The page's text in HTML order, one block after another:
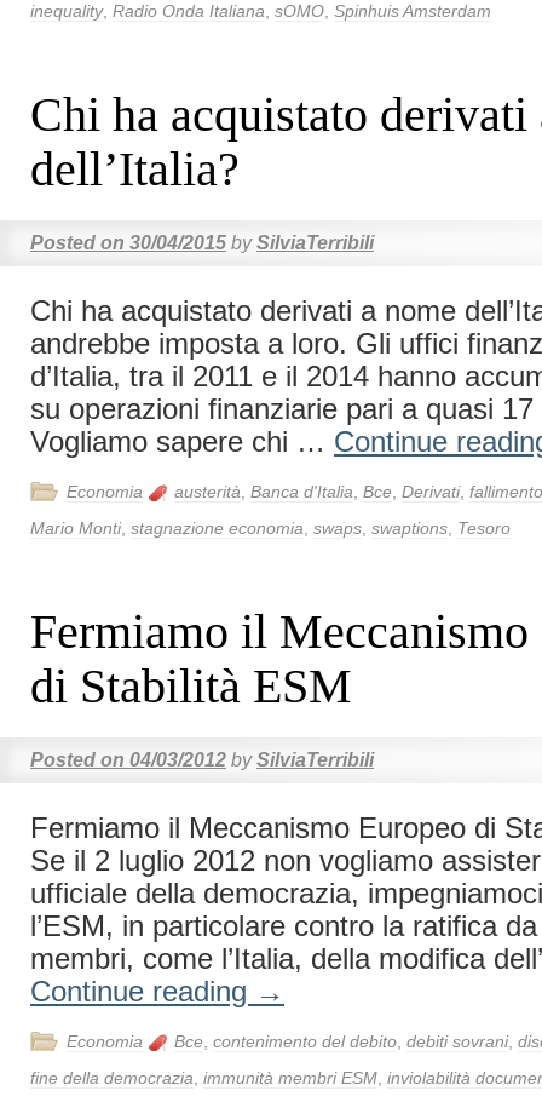
inequality, Radio Onda Italiana sOMO Spinhuis Amsterdam
Chi ha acquistato derivati
dell’Italia?
Posted on 30/04/2015 by SilviaTerribili
Chi ha acquistato derivati a nome
andrebbe imposta a loro. Gli uffici
d’Italia, tra il 2011 e il 2014 hanno
su operazioni finanziarie pari a quasi
Vogliamo sapere chi … Continue
Economia austerità Banca d'Italia Bce Derivati,
Mario Monti, stagnazione economia swaps swaptions Tesoro
Fermiamo il Meccanismo
di Stabilità ESM
Posted on 04/03/2012 by SilviaTerribili
Fermiamo il Meccanismo Europeo di
Se il 2 luglio 2012 non vogliamo
ufficiale della democrazia,
l’ESM, in particolare contro la ratifica
membri, come l’Italia, della modifica
Continue reading →
Economia Bce contenimento del debito debiti sovrani,
fine della democrazia immunità membri ESM inviolabilità